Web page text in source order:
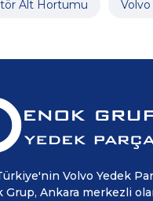
Alt Hortumu
Volvo Yedek
Grup, Ankara merkezli